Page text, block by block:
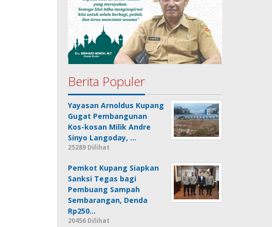
Berita Populer
Yayasan Arnoldus Kupang
Gugat Pembangunan
Kos-kosan Milik Andre
Sinyo Langoday, …
25289 Dilihat
Pemkot Kupang Siapkan
Sanksi Tegas bagi
Pembuang Sampah
Sembarangan, Denda
Rp250…
20456 Dilihat